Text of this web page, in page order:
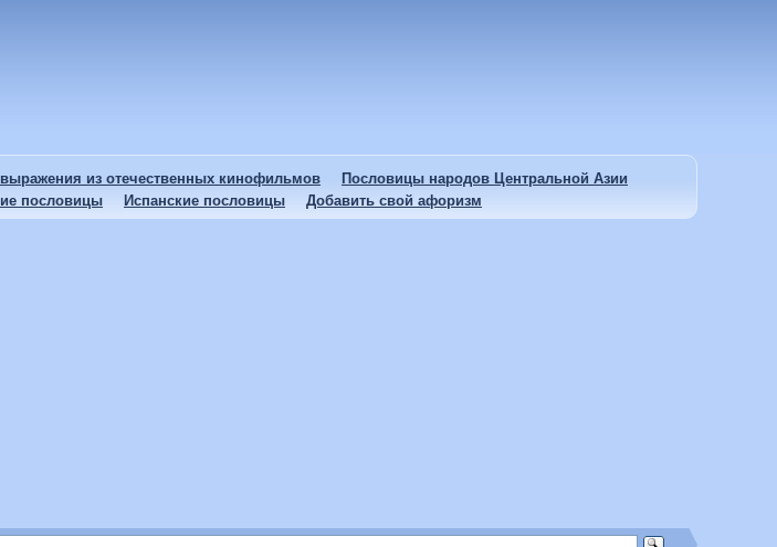
из отечественных кинофильмов
Пословицы народов Центральной Азии
пословицы Испанские пословицы Добавить свой афоризм